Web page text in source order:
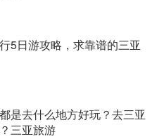
5日游攻略，求靠谱的三亚
是去什么地方好玩？去三亚
三亚旅游